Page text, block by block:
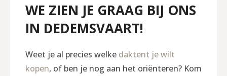
WE ZIEN JE GRAAG BIJ ONS
IN DEDEMSVAART!
Weet je al precies welke daktent je wilt
kopen, of ben je nog aan het oriënteren? Kom